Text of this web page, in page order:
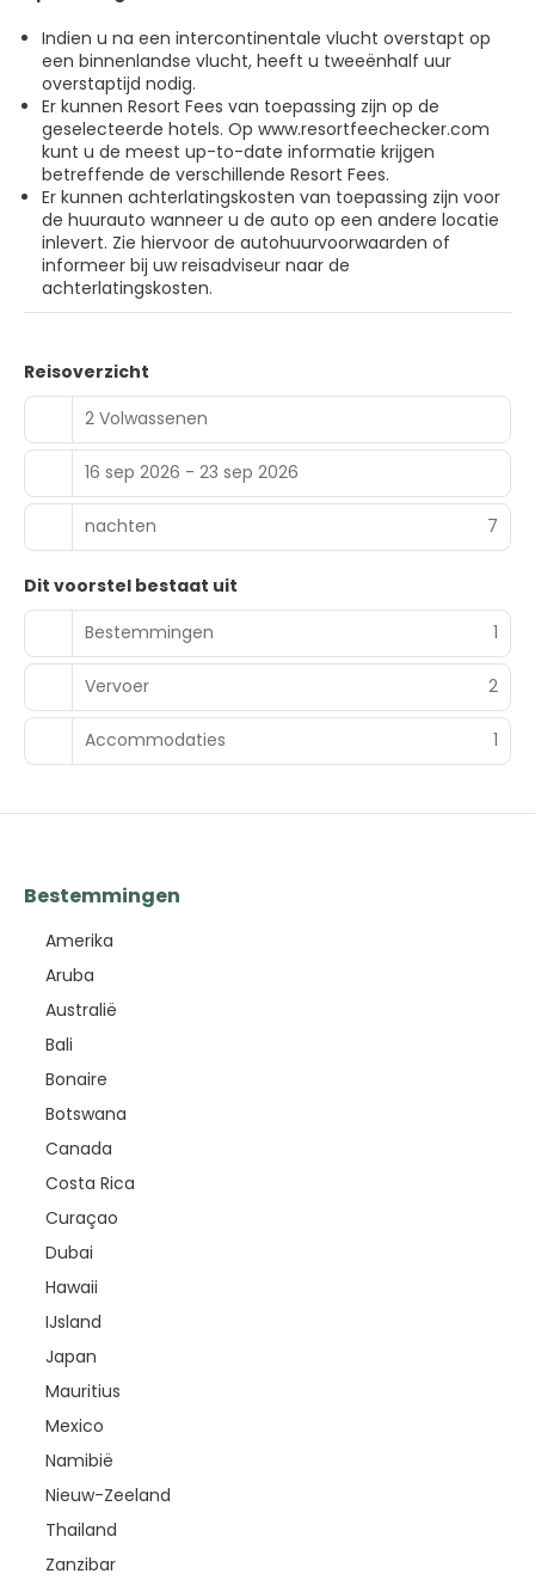
conferentiecentrum en vergaderruimtes. Gasten kunnen
tegen betaling gebruikmaken van een shuttleservice
van/naar de luchthaven (24 uur per dag beschikbaar) en
vervoer van/naar de veerbootterminal.
Indien u na een intercontinentale vlucht overstapt op
een binnenlandse vlucht, heeft u tweeënhalf uur
overstaptijd nodig.
Er kunnen Resort Fees van toepassing zijn op de
geselecteerde hotels. Op www.resortfeechecker.com
kunt u de meest up-to-date informatie krijgen
betreffende de verschillende Resort Fees.
Er kunnen achterlatingskosten van toepassing zijn voor
de huurauto wanneer u de auto op een andere locatie
inlevert. Zie hiervoor de autohuurvoorwaarden of
informeer bij uw reisadviseur naar de
achterlatingskosten.
Reisoverzicht
2 Volwassenen
16 sep 2026 - 23 sep 2026
nachten 7
Dit voorstel bestaat uit
Bestemmingen
1
Vervoer 2
Accommodaties 1
Bestemmingen
Amerika
Aruba
Australië
Bali
Bonaire
Botswana
Canada
Costa Rica
Curaçao
Dubai
Hawaii
IJsland
Japan
Mauritius
Mexico
Namibië
Nieuw-Zeeland
Thailand
Zanzibar